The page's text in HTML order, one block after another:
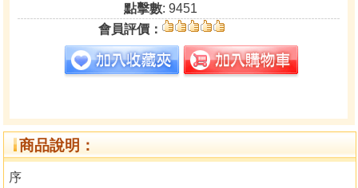
點擊數: 9451
會員評價：
商品說明：
序